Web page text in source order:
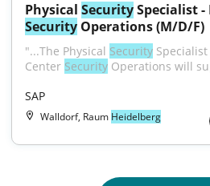
Physical Security
Security Operations (M/D/F)
"...The Physical Security
Center Security Operations will
SAP
Walldorf, Raum Heidelberg